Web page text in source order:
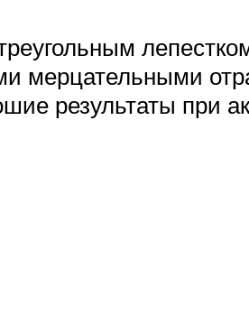
мерцательными
результаты при